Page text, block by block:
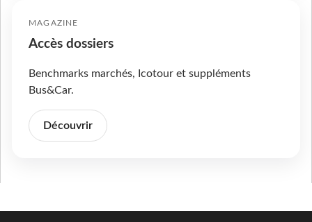
MAGAZINE
Accès dossiers
Benchmarks marchés, Icotour et suppléments
Bus&Car.
Découvrir